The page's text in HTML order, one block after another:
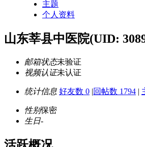
主题
个人资料
山东莘县中医院(UID:
邮箱状态未验证
视频认证未认证
统计信息 好友数 0 |回帖数 1794 |
性别保密
生日-